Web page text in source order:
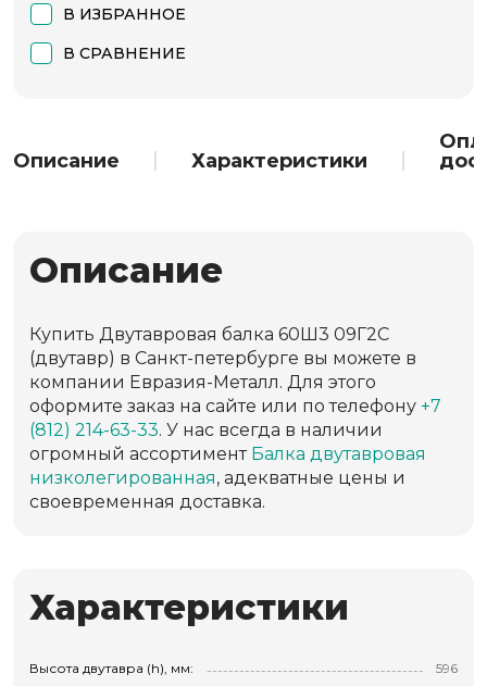
В ИЗБРАННОЕ
В СРАВНЕНИЕ
Описание Характеристики
Описание
Купить Двутавровая балка 60Ш3 09Г2С
(двутавр) в Санкт-петербурге вы можете в
компании Евразия-Металл. Для этого
оформите заказ на сайте или по телефону +7
(812) 214-63-33. У нас всегда в наличии
огромный ассортимент Балка двутавровая
низколегированная, адекватные цены и
своевременная доставка.
Характеристики
Высота двутавра (h), мм:
596